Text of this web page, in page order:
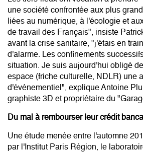
une société confrontée aux plus
liées au numérique, à l'écologie et
de travail des Français", insiste
avant la crise sanitaire, "j'étais en
d'alarme. Les confinements
situation. Je suis aujourd'hui obligé
espace (friche culturelle, NDLR) une
d'événementiel", explique Antoine
graphiste 3D et propriétaire du
Du mal à rembourser leur crédit
Une étude menée entre l'automne
par l'Institut Paris Région, le